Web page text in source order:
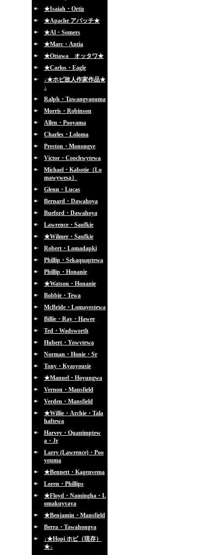
★Isaiah・Ortiz
★Apache アパッチ★
★Al・Somers
★Marc・Antia
★Ottawa オッタワ★
★Carlos・Eagle
↓★ホピ故人作家作品★
↓
Ralph・Tawangyaouma
Morris・Robinson
Allen・Pooyama
Charles・Loloma
Preston・Monongye
Victor・Coochwytewa
Michael・Kabotie（Lo
mawywesa）
Glenn・Lucas
Bernard・Dawahoya
Bueford・Dawahoya
Lawrence・Saufkie
★Wilmer・Saufkie
Robert・Lomadapki
Phillip・Sekaquaptewa
Phillip・Honanie
★Watson・Honanie
Bobbie・Tewa
McBride・Lomayestewa
Billie・Ray・Hawee
Ted・Wadsworth
Hubert・Yowytewa
Norman・Honie・Sr
Tony・Kyasyousie
★Manuel・Hoyungwa
Vernon・Mansfield
Verden・Mansfield
★Willie・Archie・Tala
haftewa
Harvey・Quanimptew
a・Jr
Larry (Lawrence)・Poo
youma
★Bennett・Kagenvema
Loren・Phillips
★Floyd・Namingha・L
omakuyvaya
★Benjamin・Mansfield
Berra・Tawahongva
↓★Hopi ホピ（現存）
★↓